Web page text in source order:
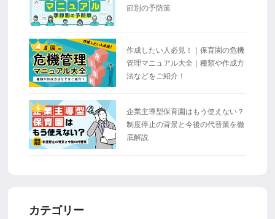
節別の予防策
4
作成したい人必見！｜保育園の危機
管理マニュアル大全｜種類や作成方
法などをご紹介！
5
企業主導型保育園はもう使えない？
制度停止の背景と今後の代替策を徹
底解説
カテゴリー